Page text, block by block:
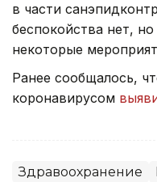
в части
беспокойства нет,
некоторые
Ранее сообщалось,
коронавирусом
Здравоохранение